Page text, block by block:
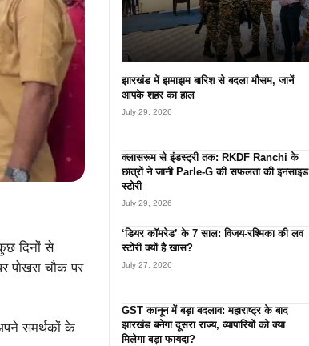
दिनों से
पोखरा चौक पर
समर्थकों के
झारखंड में झमाझम बारिश से बदला मौसम, जानें
आपके शहर का हाल
July 29, 2026
क्लासरूम से इंडस्ट्री तक: RKDF Ranchi के
छात्रों ने जानी Parle-G की सफलता की इनसाइड
स्टोरी
July 29, 2026
‘डियर कॉमरेड’ के 7 साल: विजय-रश्मिका की लव
स्टोरी क्यों है खास?
July 27, 2026
GST कानून में बड़ा बदलाव: महाराष्ट्र के बाद
झारखंड बनेगा दूसरा राज्य, व्यापारियों को क्या
मिलेगा बड़ा फायदा?